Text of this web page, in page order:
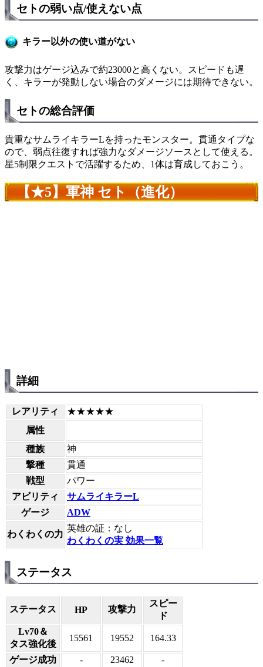
セトの弱い点/使えない点
キラー以外の使い道がない
攻撃力はゲージ込みで約23000と高くない。スピードも遅
く、キラーが発動しない場合のダメージには期待できない。
セトの総合評価
貴重なサムライキラーLを持ったモンスター。貫通タイプな
ので、弱点往復すれば強力なダメージソースとして使える。
星5制限クエストで活躍するため、1体は育成しておこう。
【★5】軍神 セト（進化）
詳細
レアリティ
★★★★★
属性
種族
神
撃種
貫通
戦型
パワー
アビリティ
サムライキラーL
ゲージ
ADW
わくわくの力
英雄の証：なし
わくわくの実 効果一覧
ステータス
ステータス HP 攻撃力
スピー
ド
Lv70＆
タス強化後
15561 19552 164.33
ゲージ成功 - 23462 -